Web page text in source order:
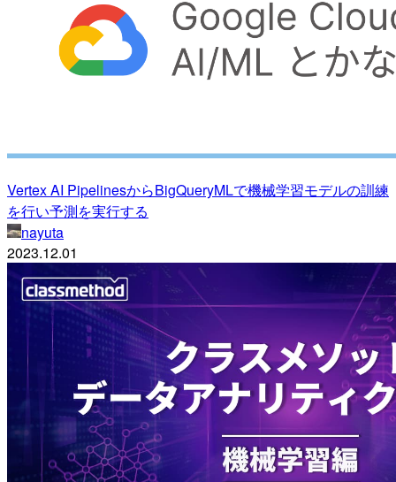
Vertex AI PipelinesからBigQueryMLで機械学習モデルの訓練
を行い予測を実行する
nayuta
2023.12.01